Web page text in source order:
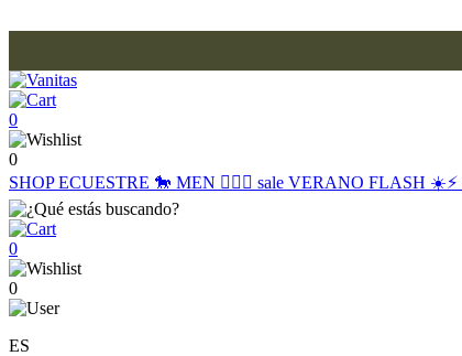
0
0
SHOPECUESTRE 🐎 MEN 🙋🏽‍♂️ sale VERANO FLASH ☀️⚡️
0
0
ES